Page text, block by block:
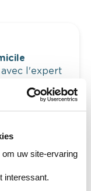
uw site-ervaring
interessant.
l'expert
fonction de
de vos